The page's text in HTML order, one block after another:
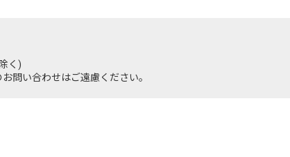
く)
問い合わせはご遠慮ください。